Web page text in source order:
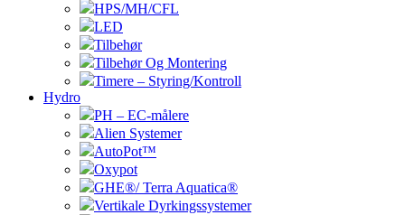
HPS/MH/CFL
LED
Tilbehør
Tilbehør Og Montering
Timere – Styring/Kontroll
Hydro
PH – EC-målere
Alien Systemer
AutoPot™
Oxypot
GHE®/ Terra Aquatica®
Vertikale Dyrkingssystemer